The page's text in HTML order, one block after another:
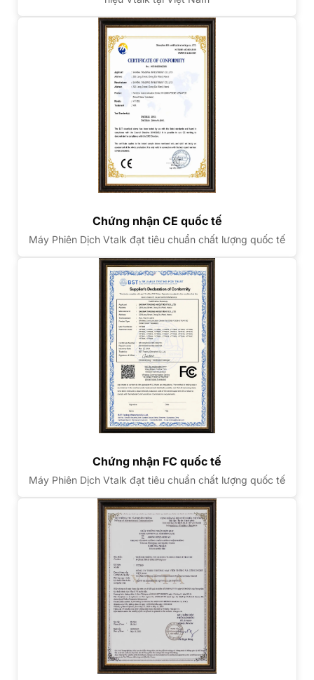
Chứng nhận CE quốc tế
Máy Phiên Dịch Vtalk đạt tiêu chuẩn chất lượng quốc tế
Chứng nhận FC quốc tế
Máy Phiên Dịch Vtalk đạt tiêu chuẩn chất lượng quốc tế